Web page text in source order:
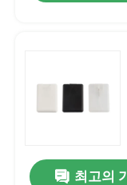
품질 관리
최고의